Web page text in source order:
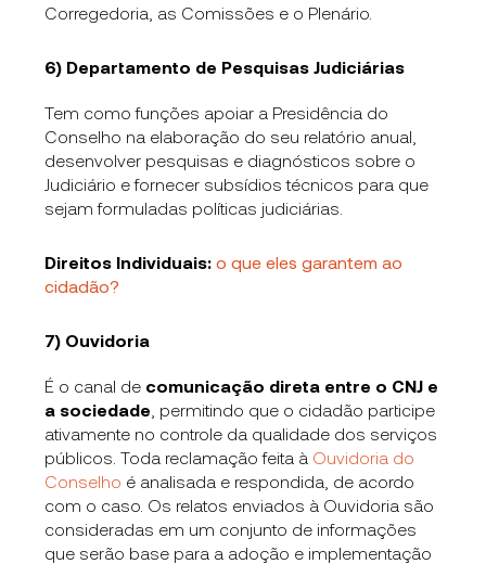
Corregedoria, as Comissões e o Plenário.
6) Departamento de Pesquisas Judiciárias
Tem como funções apoiar a Presidência do
Conselho na elaboração do seu relatório anual,
desenvolver pesquisas e diagnósticos sobre o
Judiciário e fornecer subsídios técnicos para que
sejam formuladas políticas judiciárias.
Direitos Individuais:o que eles garantem ao
cidadão?
7) Ouvidoria
É o canal de comunicação direta entre o CNJ e
a sociedade , permitindo que o cidadão participe
ativamente no controle da qualidade dos serviços
públicos. Toda reclamação feita à Ouvidoria do
Conselho é analisada e respondida, de acordo
com o caso. Os relatos enviados à Ouvidoria são
consideradas em um conjunto de informações
que serão base para a adoção e implementação